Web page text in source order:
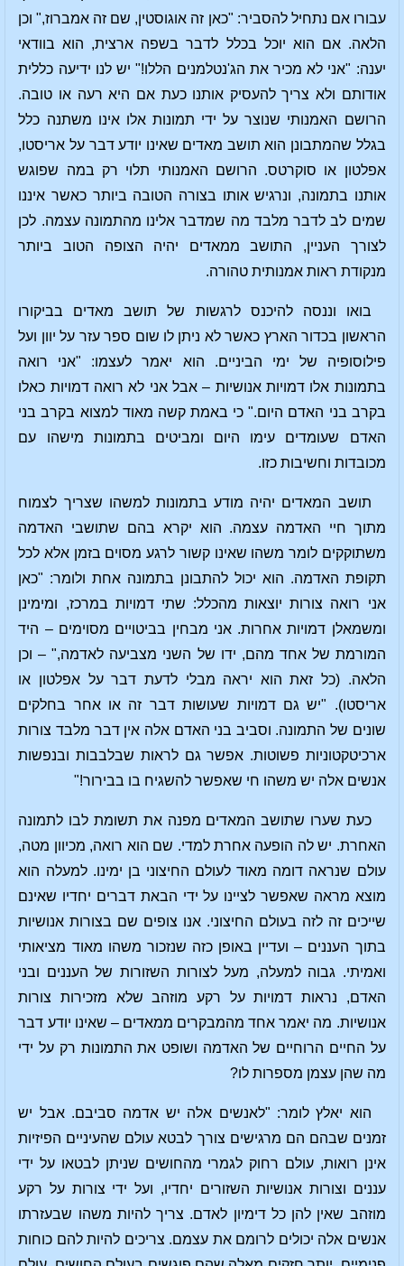
עבורו אם נתחיל להסביר: "כאן זה אוגוסטין, שם זה אמברוז," וכן
הלאה. אם הוא יוכל בכלל לדבר בשפה ארצית, הוא בוודאי
יענה: "אני לא מכיר את הג'נטלמנים הללו!" יש לנו ידיעה כללית
אודותם ולא צריך להעסיק אותנו כעת אם היא רעה או טובה.
הרושם האמנותי שנוצר על ידי תמונות אלו אינו משתנה כלל
בגלל שהמתבונן הוא תושב מאדים שאינו יודע דבר על אריסטו,
אפלטון או סוקרטס. הרושם האמנותי תלוי רק במה שפוגש
אותנו בתמונה, ונרגיש אותו בצורה הטובה ביותר כאשר איננו
שמים לב לדבר מלבד מה שמדבר אלינו מהתמונה עצמה. לכן
לצורך העניין, התושב ממאדים יהיה הצופה הטוב ביותר
מנקודת ראות אמנותית טהורה.
בואו וננסה להיכנס לרגשות של תושב מאדים בביקורו
הראשון בכדור הארץ כאשר לא ניתן לו שום ספר עזר על יוון ועל
פילוסופיה של ימי הביניים. הוא יאמר לעצמו: "אני רואה
בתמונות אלו דמויות אנושיות – אבל אני לא רואה דמויות כאלו
בקרב בני האדם היום." כי באמת קשה מאוד למצוא בקרב בני
האדם שעומדים עימו היום ומביטים בתמונות מישהו עם
מכובדות וחשיבות כזו.
תושב המאדים יהיה מודע בתמונות למשהו שצריך לצמוח
מתוך חיי האדמה עצמה. הוא יקרא בהם שתושבי האדמה
משתוקקים לומר משהו שאינו קשור לרגע מסוים בזמן אלא לכל
תקופת האדמה. הוא יכול להתבונן בתמונה אחת ולומר: "כאן
אני רואה צורות יוצאות מהכלל: שתי דמויות במרכז, ומימינן
ומשמאלן דמויות אחרות. אני מבחין בביטויים מסוימים – היד
המורמת של אחד מהם, ידו של השני מצביעה לאדמה," – וכן
הלאה. (כל זאת הוא יראה מבלי לדעת דבר על אפלטון או
אריסטו). "יש גם דמויות שעושות דבר זה או אחר בחלקים
שונים של התמונה. וסביב בני האדם אלה אין דבר מלבד צורות
ארכיטקטוניות פשוטות. אפשר גם לראות שבלבבות ובנפשות
אנשים אלה יש משהו חי שאפשר להשגיח בו בבירור!"
כעת שערו שתושב המאדים מפנה את תשומת לבו לתמונה
האחרת. יש לה הופעה אחרת למדי. שם הוא רואה, מכיוון מטה,
עולם שנראה דומה מאוד לעולם החיצוני בן ימינו. למעלה הוא
מוצא מראה שאפשר לציינו על ידי הבאת דברים יחדיו שאינם
שייכים זה לזה בעולם החיצוני. אנו צופים שם בצורות אנושיות
בתוך העננים – ועדיין באופן כזה שנזכור משהו מאוד מציאותי
ואמיתי. גבוה למעלה, מעל לצורות השזורות של העננים ובני
האדם, נראות דמויות על רקע מוזהב שלא מזכירות צורות
אנושיות. מה יאמר אחד מהמבקרים ממאדים – שאינו יודע דבר
על החיים הרוחיים של האדמה ושופט את התמונות רק על ידי
מה שהן עצמן מספרות לו?
הוא יאלץ לומר: "לאנשים אלה יש אדמה סביבם. אבל יש
זמנים שבהם הם מרגישים צורך לבטא עולם שהעיניים הפיזיות
אינן רואות, עולם רחוק לגמרי מהחושים שניתן לבטאו על ידי
עננים וצורות אנושיות השזורים יחדיו, ועל ידי צורות על רקע
מוזהב שאין להן כל דימיון לאדם. צריך להיות משהו שבעזרתו
אנשים אלה יכולים לרומם את עצמם. צריכים להיות להם כוחות